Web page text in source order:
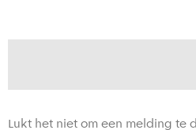
Lukt het niet om een melding te